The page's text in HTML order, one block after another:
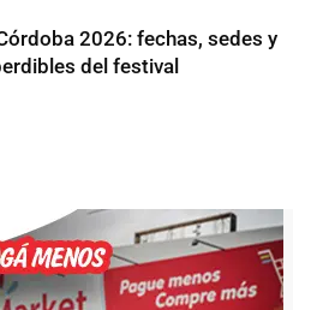
2026: fechas, sedes y
del festival